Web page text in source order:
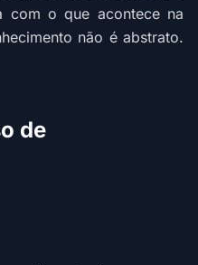
com o que acontece na
não é abstrato.
de